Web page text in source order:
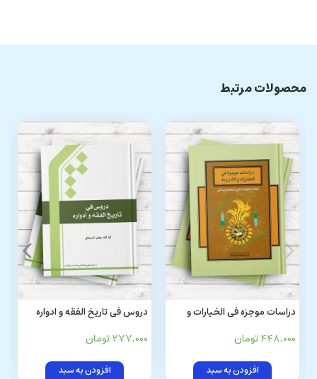
محصولات مرتبط
دراسات موجزه فی الخیارات و
448,000 تومان
افزودن به سبد
دروس فی تاریخ الفقه و ادواره
277,000 تومان
افزودن به سبد